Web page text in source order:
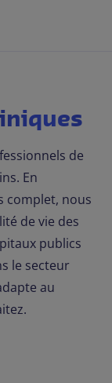
de
En
complet, nous
de vie des
publics
le secteur
au